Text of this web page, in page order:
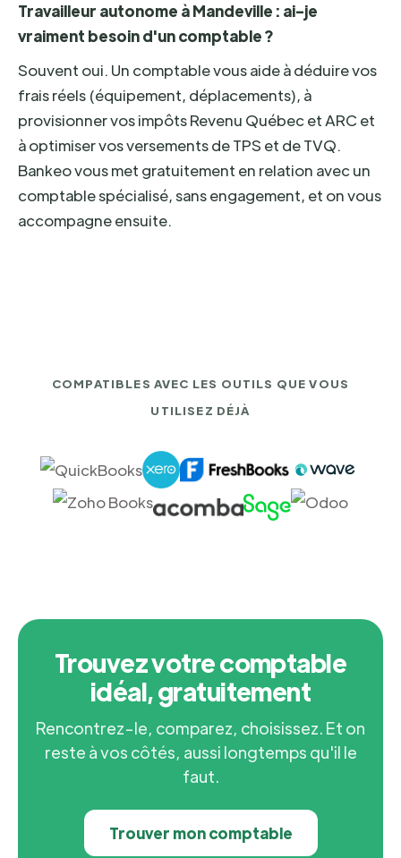
Travailleur autonome à Mandeville : ai-je
vraiment besoin d'un comptable ?
Souvent oui. Un comptable vous aide à déduire vos
frais réels (équipement, déplacements), à
provisionner vos impôts Revenu Québec et ARC et
à optimiser vos versements de TPS et de TVQ.
Bankeo vous met gratuitement en relation avec un
comptable spécialisé, sans engagement, et on vous
accompagne ensuite.
COMPATIBLES AVEC LES OUTILS QUE VOUS
UTILISEZ DÉJÀ
Trouvez votre comptable
idéal, gratuitement
Rencontrez-le, comparez, choisissez. Et on
reste à vos côtés, aussi longtemps qu'il le
faut.
Trouver mon comptable